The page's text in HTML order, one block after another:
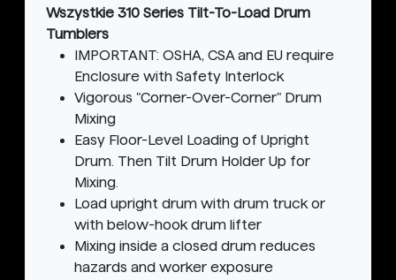
Wszystkie 310 Series Tilt-To-Load Drum
Tumblers
IMPORTANT: OSHA, CSA and EU require
Enclosure with Safety Interlock
Vigorous "Corner-Over-Corner" Drum
Mixing
Easy Floor-Level Loading of Upright
Drum. Then Tilt Drum Holder Up for
Mixing.
Load upright drum with drum truck or
with below-hook drum lifter
Mixing inside a closed drum reduces
hazards and worker exposure